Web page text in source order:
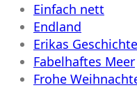
Einfach nett
Endland
Erikas Geschichte
Fabelhaftes Meer
Frohe